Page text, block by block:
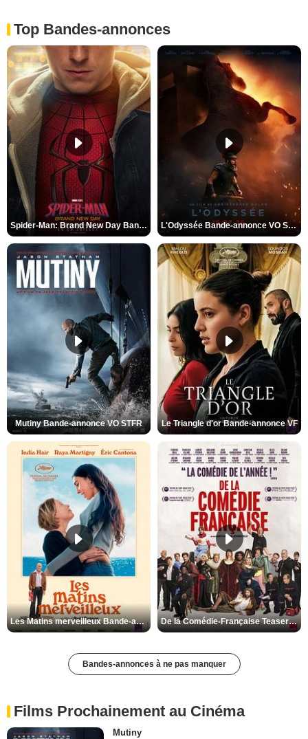
Top Bandes-annonces
Spider-Man: Brand New Day Bande-annonce VO STFR L'Odyssée Bande-annonce VO STFR
Mutiny Bande-annonce VO STFR Le Triangle d'or Bande-annonce VF
Les Matins merveilleux Bande-annonce VF De la Comédie-Française Teaser VF
Bandes-annonces à ne pas manquer
Films Prochainement au Cinéma
Mutiny